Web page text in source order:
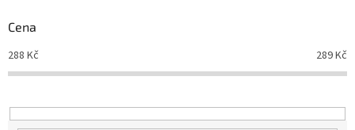
d
k
t
Cena
288 Kč 289Kč